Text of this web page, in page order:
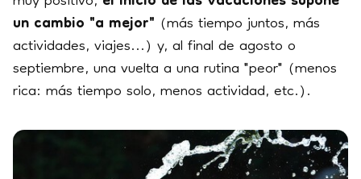
un cambio "a mejor" (más tiempo juntos, más
actividades, viajes...) y, al final de agosto o
septiembre, una vuelta a una rutina "peor" (menos
rica: más tiempo solo, menos actividad, etc.).